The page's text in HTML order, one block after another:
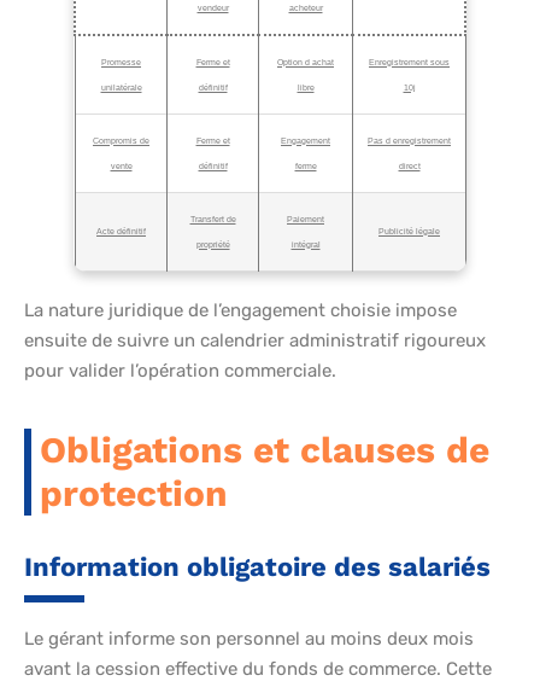
vendeur acheteur
Promesse
unilatérale
Ferme et
définitif
Option d achat
libre
Enregistrement sous
10j
Compromis de
vente
Ferme et
définitif
Engagement
ferme
Pas d enregistrement
direct
Acte définitif
Transfert de
propriété
Paiement
intégral
Publicité légale
La nature juridique de l’engagement choisie impose
ensuite de suivre un calendrier administratif rigoureux
pour valider l’opération commerciale.
Obligations et clauses de
protection
Information obligatoire des salariés
Le gérant informe son personnel au moins deux mois
avant la cession effective du fonds de commerce. Cette